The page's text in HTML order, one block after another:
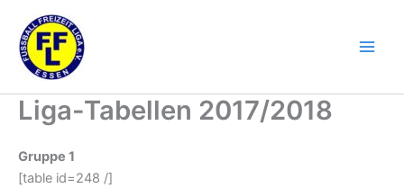
Inhalt
springen
Liga-Tabellen 2017/2018
Gruppe 1
[table id=248 /]